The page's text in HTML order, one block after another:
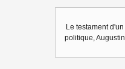
Le testament
politique,